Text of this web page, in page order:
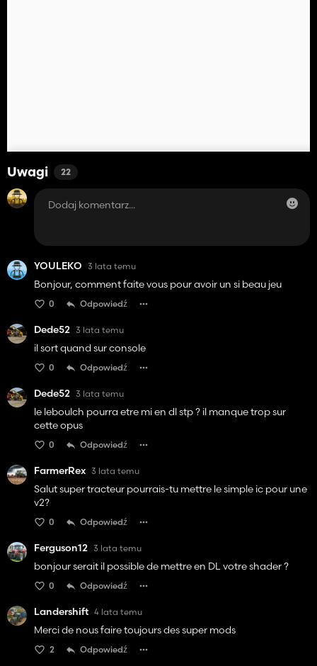
Uwagi 22
YOULEKO 3 lata temu
Bonjour, comment faite vous pour avoir un si beau jeu
0 Odpowiedź
Dede52 3 lata temu
il sort quand sur console
0 Odpowiedź
Dede52 3 lata temu
le leboulch pourra etre mi en dl stp ? il manque trop sur
cette opus
0 Odpowiedź
FarmerRex 3 lata temu
Salut super tracteur pourrais-tu mettre le simple ic pour une
v2?
0 Odpowiedź
Ferguson12 3 lata temu
bonjour serait il possible de mettre en DL votre shader ?
0 Odpowiedź
Landershift 4 lata temu
Merci de nous faire toujours des super mods
2 Odpowiedź